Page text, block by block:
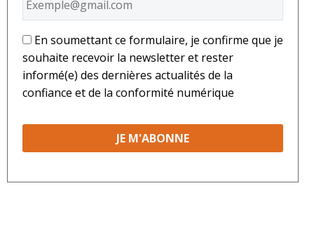
* En soumettant ce formulaire, je confirme que je
souhaite recevoir la newsletter et rester
informé(e) des dernières actualités de la
confiance et de la conformité numérique